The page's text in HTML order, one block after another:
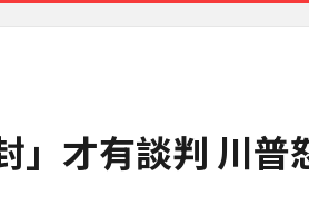
講座報名中！搶先卡位 2027
才開直播 最後身影曝光粉鼻酸
事！
肖」：把握黃金7天
」才有談判 川普